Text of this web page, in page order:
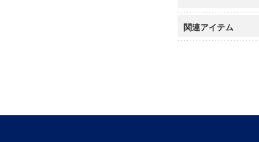
関連アイテム